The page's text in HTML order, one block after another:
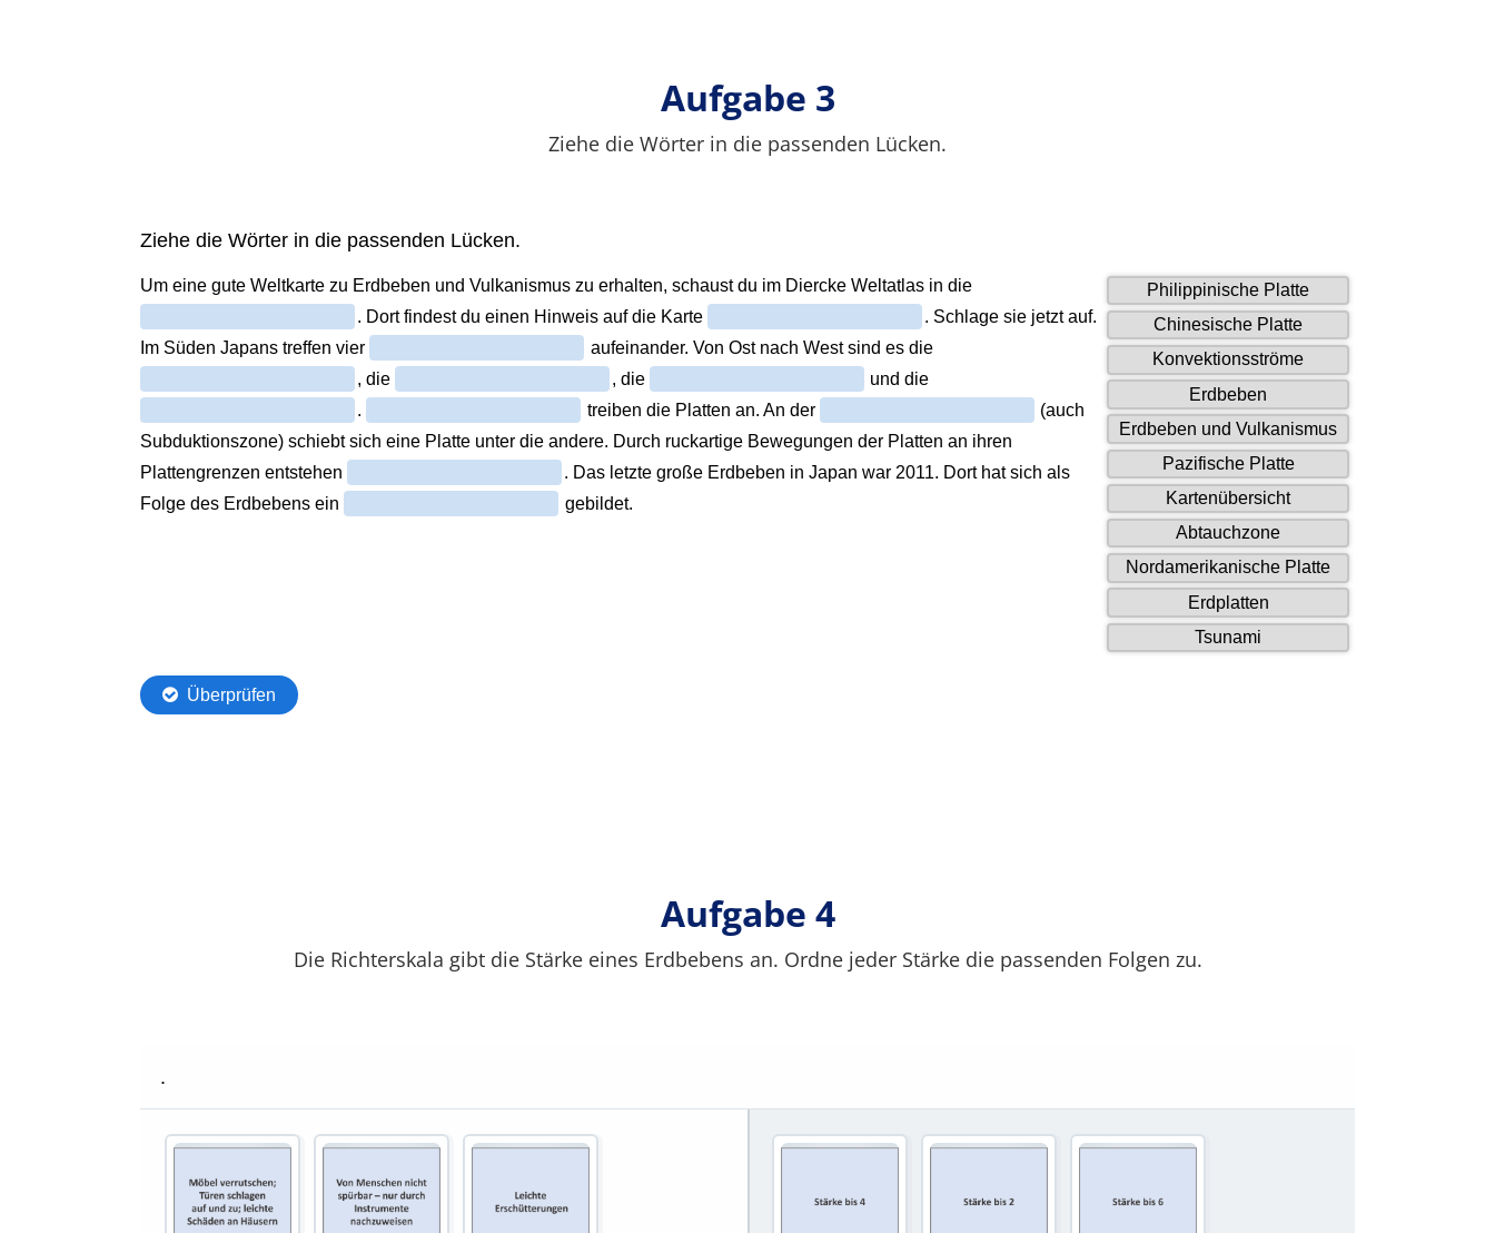
Aufgabe 3
Ziehe die Wörter in die passenden Lücken.
Aufgabe 4
Die Richterskala gibt die Stärke eines Erdbebens an. Ordne jeder Stärke die passenden Folgen zu.